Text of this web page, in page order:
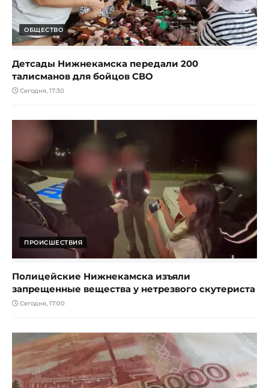
ОБЩЕСТВО
Детсады Нижнекамска передали 200
талисманов для бойцов СВО
Сегодня, 17:30
ПРОИСШЕСТВИЯ
Полицейские Нижнекамска изъяли
запрещенные вещества у нетрезвого скутериста
Сегодня, 17:00